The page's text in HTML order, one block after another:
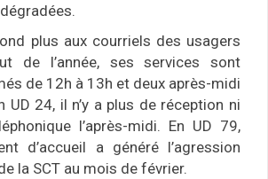
plus aux courriels des usagers
de l’année, ses services sont
de 12h à 13h et deux après-midi
UD 24, il n’y a plus de réception ni
l’après-midi. En UD 79,
d’accueil a généré l’agression
la SCT au mois de février.